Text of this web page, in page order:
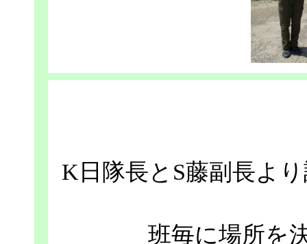
K日隊長とS藤副長よ
班毎に場所を